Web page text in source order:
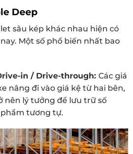
Deep
sâu kép khác nhau hiện có
Một số phổ biến nhất bao
rive-in / Drive-through: Các giá
nâng đi vào giá kệ từ hai bên,
nên lý tưởng để lưu trữ số
tương tự.